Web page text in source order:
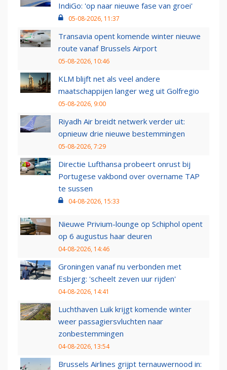
IndiGo: 'op naar nieuwe fase van groei'
05-08-2026, 11:37
Transavia opent komende winter nieuwe
route vanaf Brussels Airport
05-08-2026, 10:46
KLM blijft net als veel andere
maatschappijen langer weg uit Golfregio
05-08-2026, 9:00
Riyadh Air breidt netwerk verder uit:
opnieuw drie nieuwe bestemmingen
05-08-2026, 7:29
Directie Lufthansa probeert onrust bij
Portugese vakbond over overname TAP
te sussen
04-08-2026, 15:33
Nieuwe Privium-lounge op Schiphol opent
op 6 augustus haar deuren
04-08-2026, 14:46
Groningen vanaf nu verbonden met
Esbjerg: 'scheelt zeven uur rijden'
04-08-2026, 14:41
Luchthaven Luik krijgt komende winter
weer passagiersvluchten naar
zonbestemmingen
04-08-2026, 13:54
Brussels Airlines grijpt ternauwernood in: